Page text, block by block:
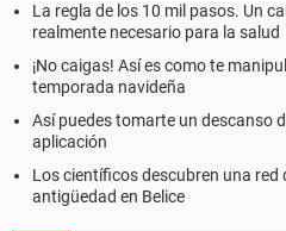
La regla de los 10 mil pasos. Un
realmente necesario para la salud
¡No caigas! Así es como te
temporada navideña
Así puedes tomarte un descanso
aplicación
Los científicos descubren una red
antigüedad en Belice